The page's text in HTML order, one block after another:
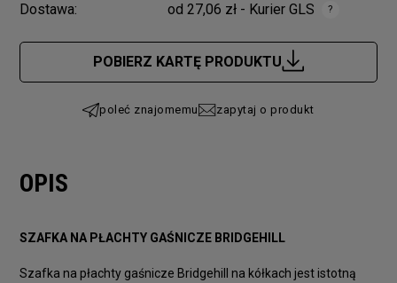
Dostawa:
od 27,06 zł - Kurier GLS
Cena nie zawiera ewentualnych kosztów płatności
POBIERZ KARTĘ PRODUKTU
poleć znajomemu zapytaj o produkt
OPIS
SZAFKA NA PŁACHTY GAŚNICZE BRIDGEHILL
Szafka na płachty gaśnicze Bridgehill na kółkach jest istotną